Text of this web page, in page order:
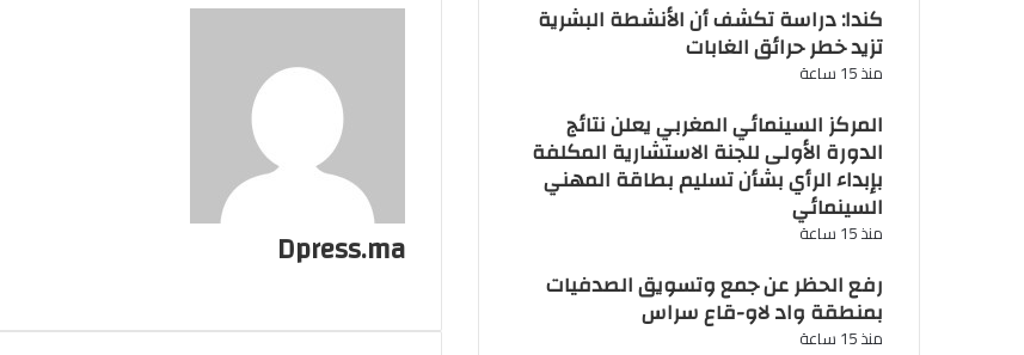
Dpress.ma
كندا: دراسة تكشف أن الأنشطة البشرية
تزيد خطر حرائق الغابات
منذ 15 ساعة
المركز السينمائي المغربي يعلن نتائج
الدورة الأولى للجنة الاستشارية المكلفة
بإبداء الرأي بشأن تسليم بطاقة المهني
السينمائي
منذ 15 ساعة
رفع الحظر عن جمع وتسويق الصدفيات
بمنطقة واد لاو-قاع سراس
منذ 15 ساعة